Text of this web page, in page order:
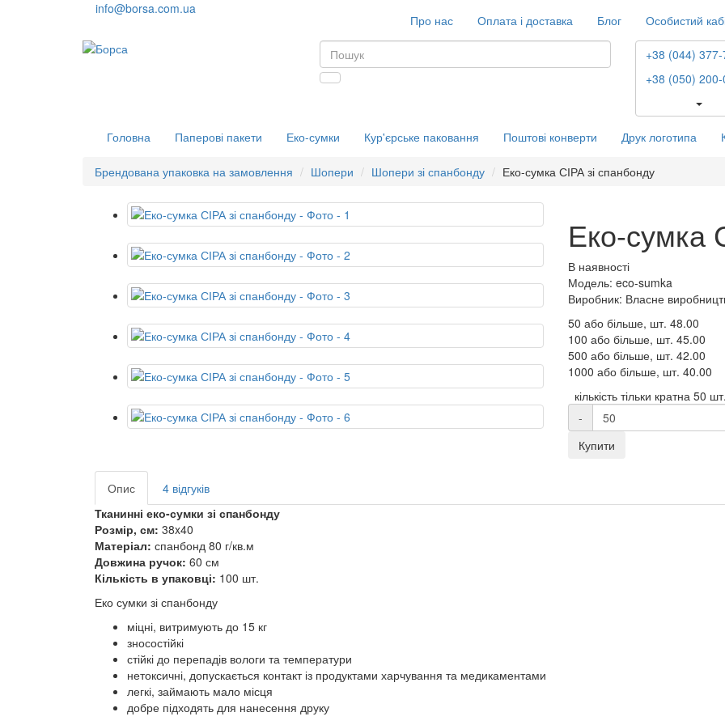
info@borsa.com.ua
Про нас Оплата і доставка Блог Особистий
+38 (044)
+38 (050)
Головна Паперові пакети Еко-сумки Кур'єрське паковання Поштові конверти Друк логотипа
Брендована упаковка на замовлення Шопери Шопери зі спанбонду Еко-сумка СІРА зі спанбонду
Еко-сумка
В наявності
Модель: eco-sumka
Виробник: Власне
50 або більше, шт. 48.00
100 або більше, шт. 45.00
500 або більше, шт. 42.00
1000 або більше, шт. 40.00
кількість тільки кратна 50
-
Купити
Опис
4 відгуків
Тканинні еко-сумки зі спанбонду
Розмір, см: 38x40
Матеріал: спанбонд 80 г/кв.м
Довжина ручок: 60 см
Кількість в упаковці: 100 шт.
Еко сумки зі спанбонду
міцні, витримують до 15 кг
зносостійкі
стійкі до перепадів вологи та температури
нетоксичні, допускається контакт із продуктами харчування та медикаментами
легкі, займають мало місця
добре підходять для нанесення друку